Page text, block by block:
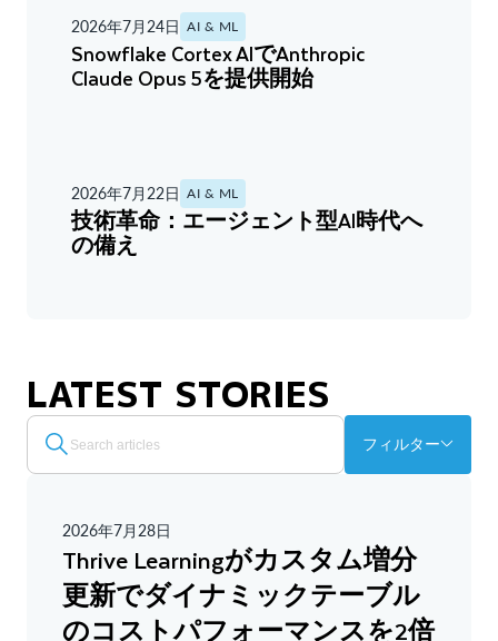
2026年7月24日 AI & ML
Snowflake Cortex AIでAnthropic
Claude Opus 5を提供開始
2026年7月22日 AI & ML
技術革命：エージェント型AI時代へ
の備え
LATEST STORIES
フィルター
2026年7月28日
Thrive Learningがカスタム増分
更新でダイナミックテーブル
のコストパフォーマンスを2倍